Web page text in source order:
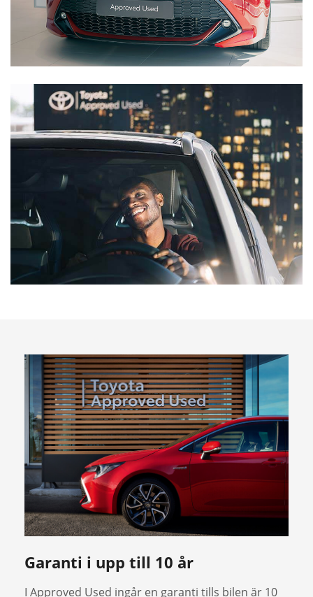
Garanti i upp till 10 år
I Approved Used ingår en garanti tills bilen är 10